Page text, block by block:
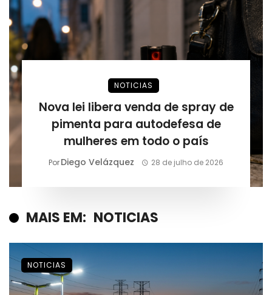
NOTICIAS
Nova lei libera venda de spray de
pimenta para autodefesa de
mulheres em todo o país
PorDiego Velázquez 28 de julho de 2026
MAIS EM: NOTICIAS
NOTICIAS